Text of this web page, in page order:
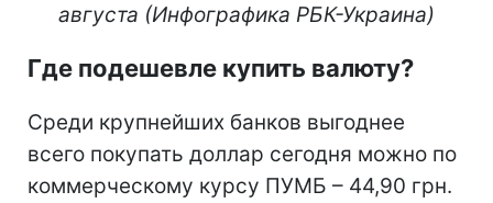
августа (Инфографика РБК-Украина)
Где подешевле купить валюту?
Среди крупнейших банков выгоднее
всего покупать доллар сегодня можно по
коммерческому курсу ПУМБ – 44,90 грн.